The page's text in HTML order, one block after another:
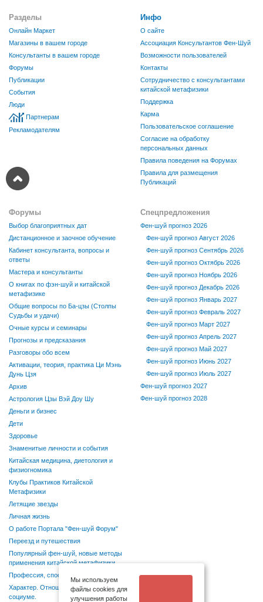
Разделы
Онлайн Маркет
Магазины в вашем городе
Консультанты в вашем городе
Форумы
Публикации
События
Люди
Партнерам
Рекламодателям
Инфо
О сайте
Ассоциация Консультантов Фен-Шуй
Возможности пользователей
Контакты
Сотрудничество с консультантами
китайской метафизики
Поддержка
Карма
Пользовательское соглашение
Согласие на обработку
персональных данных
Правила поведения на Форумах
Правила для размещения
Публикаций
Форумы
Выбор благоприятных дат
Дистанционное и заочное обучение
Кабинет консультанта, вопросы и
ответы
Мастера и консультанты
О книгах по фэн-шуй и китайской
метафизике
Общие вопросы по Ба-цзы (Столпы
Судьбы и удачи)
Очные курсы и семинары
Прогнозы и предсказания
Разговоры обо всем
Активации, теория, практика Ци Мэнь
Дунь Цзя
Архив
Астрология Цзы Вэй Доу Шу
Деньги и бизнес
Дети
Здоровье
Знаменитые личности и события
Китайская медицина, диетология и
физиогномика
Клубы Практиков Китайской
Метафизики
Летящие звезды
Личная жизнь
О работе Портала "Фен-шуй Форум"
Переезд и путешествия
Популярный фен-шуй, новые методы
применения китайской метафизики
Профессия, способности, хобби
Характер. Отношения в семье и
социуме.
Спецпредложения
Фен-шуй прогноз 2026
Фен-шуй прогноз Август 2026
Фен-шуй прогноз Сентябрь 2026
Фен-шуй прогноз Октябрь 2026
Фен-шуй прогноз Ноябрь 2026
Фен-шуй прогноз Декабрь 2026
Фен-шуй прогноз Январь 2027
Фен-шуй прогноз Февраль 2027
Фен-шуй прогноз Март 2027
Фен-шуй прогноз Апрель 2027
Фен-шуй прогноз Май 2027
Фен-шуй прогноз Июнь 2027
Фен-шуй прогноз Июль 2027
Фен-шуй прогноз 2027
Фен-шуй прогноз 2028
Мы используем
файлы cookies для
улучшения работы